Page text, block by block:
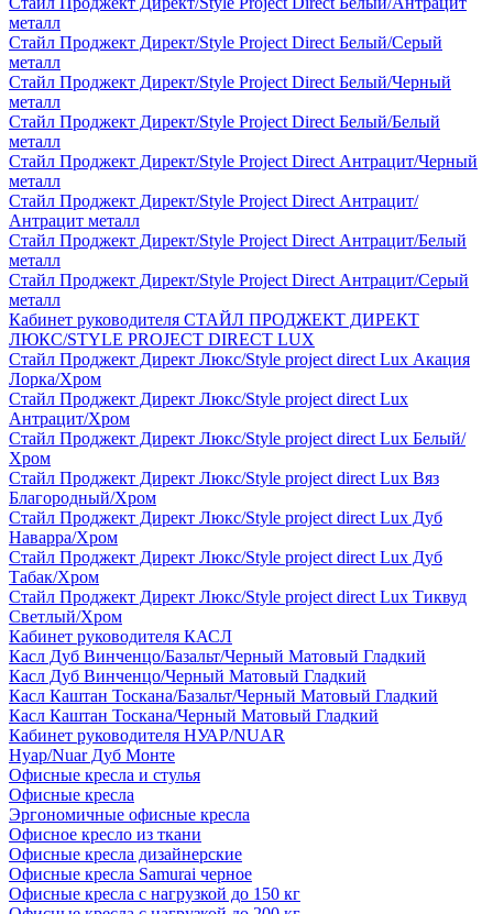
металл
Стайл Проджект Директ/Style Project Direct Белый/Серый
металл
Стайл Проджект Директ/Style Project Direct Белый/Черный
металл
Стайл Проджект Директ/Style Project Direct Белый/Белый
металл
Стайл Проджект Директ/Style Project Direct Антрацит/Черный
металл
Стайл Проджект Директ/Style Project Direct Антрацит/
Антрацит металл
Стайл Проджект Директ/Style Project Direct Антрацит/Белый
металл
Стайл Проджект Директ/Style Project Direct Антрацит/Серый
металл
Кабинет руководителя СТАЙЛ ПРОДЖЕКТ ДИРЕКТ
ЛЮКС/STYLE PROJECT DIRECT LUX
Стайл Проджект Директ Люкс/Style project direct Lux Акация
Лорка/Хром
Стайл Проджект Директ Люкс/Style project direct Lux
Антрацит/Хром
Стайл Проджект Директ Люкс/Style project direct Lux Белый/
Хром
Стайл Проджект Директ Люкс/Style project direct Lux Вяз
Благородный/Хром
Стайл Проджект Директ Люкс/Style project direct Lux Дуб
Наварра/Хром
Стайл Проджект Директ Люкс/Style project direct Lux Дуб
Табак/Хром
Стайл Проджект Директ Люкс/Style project direct Lux Тиквуд
Светлый/Хром
Кабинет руководителя КАСЛ
Касл Дуб Винченцо/Базальт/Черный Матовый Гладкий
Касл Дуб Винченцо/Черный Матовый Гладкий
Касл Каштан Тоскана/Базальт/Черный Матовый Гладкий
Касл Каштан Тоскана/Черный Матовый Гладкий
Кабинет руководителя НУАР/NUAR
Нуар/Nuar Дуб Монте
Офисные кресла и стулья
Офисные кресла
Эргономичные офисные кресла
Офисное кресло из ткани
Офисные кресла дизайнерские
Офисные кресла Samurai черное
Офисные кресла с нагрузкой до 150 кг